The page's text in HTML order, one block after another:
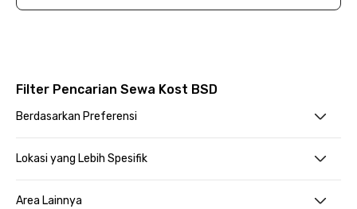
Filter Pencarian Sewa Kost BSD
Berdasarkan Preferensi
Lokasi yang Lebih Spesifik
Area Lainnya